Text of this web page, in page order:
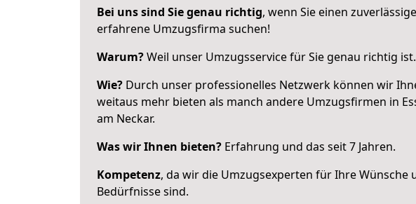
Bei uns sind Sie genau richtig, wenn Sie einen
erfahrene Umzugsfirma suchen!
Warum?Weil unser Umzugsservice für Sie genau richtig ist.
Wie? Durch unser professionelles Netzwerk können wir
weitaus mehr bieten als manch andere Umzugsfirmen in
am Neckar.
Was wir Ihnen bieten? Erfahrung und das seit 7 Jahren.
Kompetenz, da wir die Umzugsexperten für Ihre Wünsche
Bedürfnisse sind.